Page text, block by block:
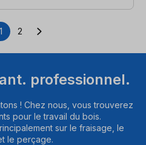
Page
1 Page
2
professionnel.
! Chez nous, vous trouverez
pour le travail du bois.
sur le fraisage, le
le perçage.